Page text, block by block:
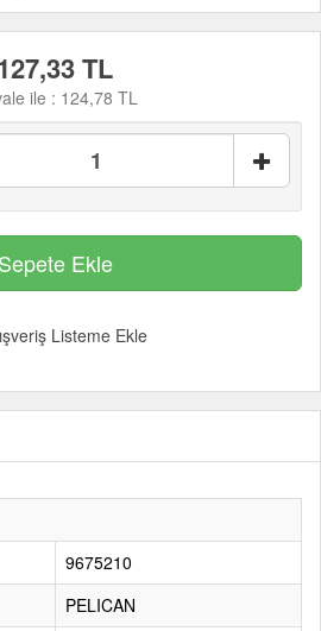
TL
ile : 124,78 TL
Listeme Ekle
9675210
PELICAN